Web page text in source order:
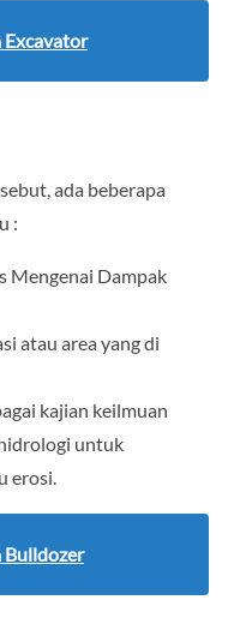
Excavator
ada beberapa
:
Mengenai Dampak
atau area yang di
kajian keilmuan
untuk
erosi.
Bulldozer